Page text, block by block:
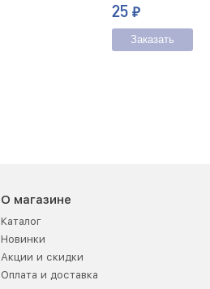
25 ₽
Заказать
О магазине
Каталог
Новинки
Акции и скидки
Оплата и доставка